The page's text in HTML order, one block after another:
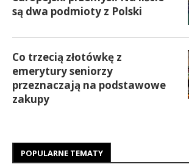
są dwa podmioty z Polski
Co trzecią złotówkę z
emerytury seniorzy
przeznaczają na podstawowe
zakupy
POPULARNE TEMATY